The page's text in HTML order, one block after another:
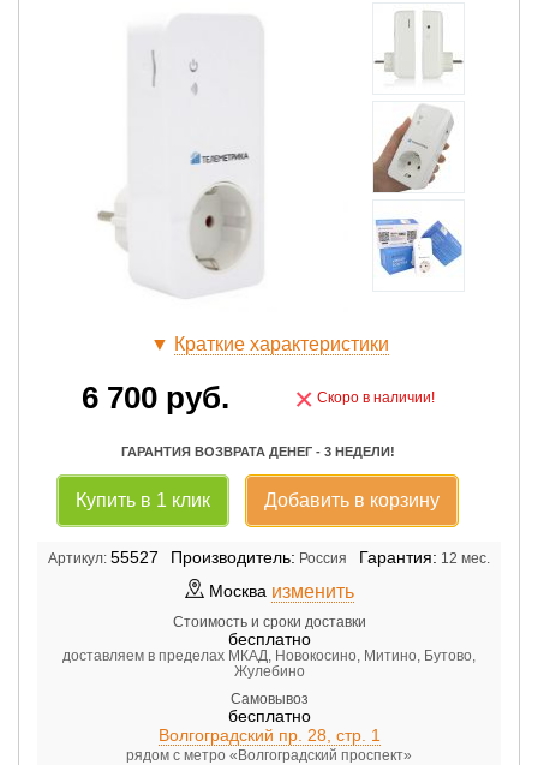
▼ Краткие характеристики
6 700 руб. × Скоро в наличии!
ГАРАНТИЯ ВОЗВРАТА ДЕНЕГ - 3 НЕДЕЛИ!
Купить в 1 клик Добавить в корзину
Артикул: 55527 Производитель: Россия Гарантия: 12 мес.
Москва изменить
Стоимость и сроки доставки
бесплатно
доставляем в пределах МКАД, Новокосино, Митино, Бутово,
Жулебино
Самовывоз
бесплатно
Волгоградский пр. 28, стр. 1
рядом с метро «Волгоградский проспект»